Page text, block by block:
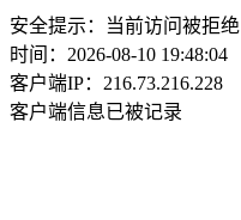
安全提示：当前访问被拒绝
时间：2026-08-10 19:48:04
客户端IP：216.73.216.228
客户端信息已被记录